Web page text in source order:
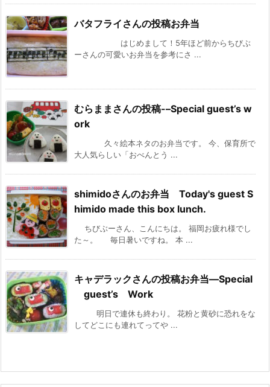
バタフライさんの投稿お弁当
はじめまして！5年ほど前からちびぶ
ーさんの可愛いお弁当を参考にさ ...
むらままさんの投稿-–Special guest’s w
ork
久々絵本ネタのお弁当です。 今、保育所で
大人気らしい「おべんとう ...
shimidoさんのお弁当 Today's guest S
himido made this box lunch.
ちびぶーさん、こんにちは。 福岡お疲れ様でし
た～。 毎日暑いですね。 本 ...
キャデラックさんの投稿お弁当—Special
guest’s Work
明日で連休も終わり。 花粉と黄砂に恐れをな
してどこにも連れてってや ...